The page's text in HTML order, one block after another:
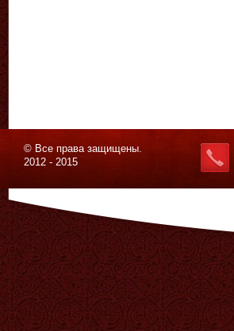
© Все права защищены.
2012 - 2015